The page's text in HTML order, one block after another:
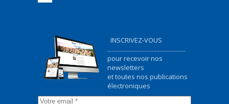
INSCRIVEZ-VOUS
...................................................
pour recevoir nos
newsletters
et toutes nos publications
électroniques